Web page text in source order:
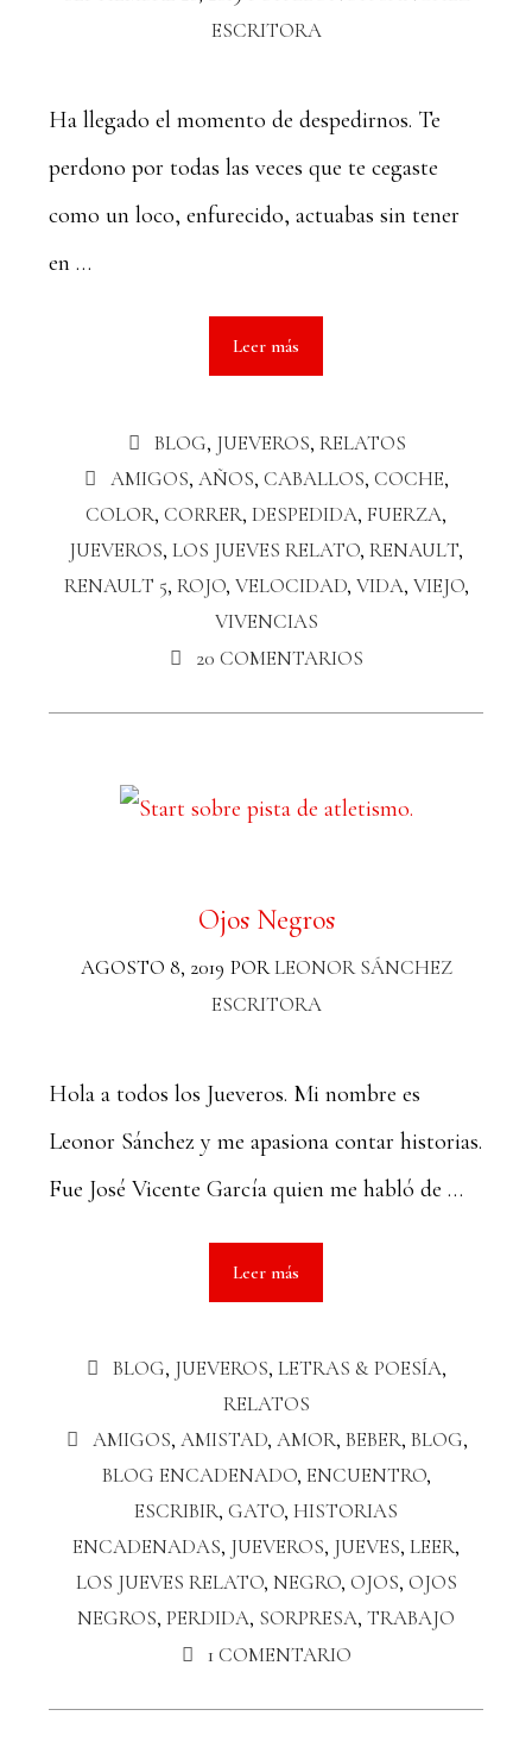
ESCRITORA
Ha llegado el momento de despedirnos. Te
perdono por todas las veces que te cegaste
como un loco, enfurecido, actuabas sin tener
en …
Leer más
BLOG, JUEVEROS, RELATOS
AMIGOS,AÑOS,CABALLOS,COCHE,
COLOR, CORRER, DESPEDIDA, FUERZA,
JUEVEROS, LOS JUEVES RELATO, RENAULT,
RENAULT 5, ROJO, VELOCIDAD, VIDA, VIEJO,
VIVENCIAS
20 COMENTARIOS
Ojos Negros
AGOSTO 8, 2019 PORLEONOR SÁNCHEZ
ESCRITORA
Hola a todos los Jueveros. Mi nombre es
Leonor Sánchez y me apasiona contar historias.
Fue José Vicente García quien me habló de …
Leer más
BLOG, JUEVEROS,LETRAS & POESÍA,
RELATOS
AMIGOS, AMISTAD, AMOR, BEBER, BLOG,
BLOG ENCADENADO, ENCUENTRO,
ESCRIBIR, GATO, HISTORIAS
ENCADENADAS, JUEVEROS, JUEVES, LEER,
LOS JUEVES RELATO, NEGRO, OJOS, OJOS
NEGROS, PERDIDA, SORPRESA, TRABAJO
1 COMENTARIO